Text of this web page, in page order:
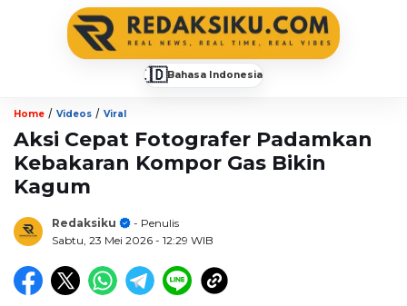
🇮🇩Bahasa Indonesia
Home / Videos / Viral
Aksi Cepat Fotografer Padamkan
Kebakaran Kompor Gas Bikin
Kagum
Redaksiku
- Penulis
Sabtu, 23 Mei 2026 - 12:29 WIB